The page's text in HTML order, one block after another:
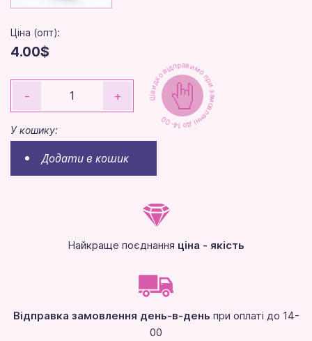
Ціна (опт):
4.00$
- +
У кошику:
Додати в кошик
Швидко відправимо при замовленні до 14-00
Найкраще поєднання ціна - якість
Відправка замовлення день-в-день при оплаті до 14-
00